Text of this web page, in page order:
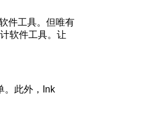
件工具。但唯有
软件工具。让
。此外，Ink